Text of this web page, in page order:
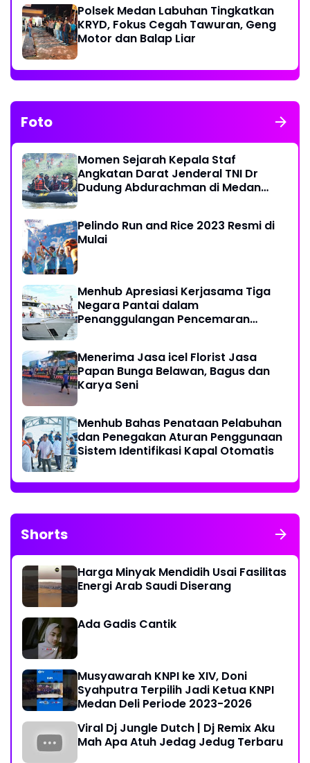
Polsek Medan Labuhan Tingkatkan
KRYD, Fokus Cegah Tawuran, Geng
Motor dan Balap Liar
Foto
Momen Sejarah Kepala Staf
Angkatan Darat Jenderal TNI Dr
Dudung Abdurachman di Medan
Pelindo Run and Rice 2023 Resmi di
Mulai
Menhub Apresiasi Kerjasama Tiga
Negara Pantai dalam
Penanggulangan Pencemaran
Menerima Jasa icel Florist Jasa
Papan Bunga Belawan, Bagus dan
Karya Seni
Menhub Bahas Penataan Pelabuhan
dan Penegakan Aturan Penggunaan
Sistem Identifikasi Kapal Otomatis
Shorts
Harga Minyak Mendidih Usai Fasilitas
Energi Arab Saudi Diserang
Ada Gadis Cantik
Musyawarah KNPI ke XIV, Doni
Syahputra Terpilih Jadi Ketua KNPI
Medan Deli Periode 2023-2026
Viral Dj Jungle Dutch | Dj Remix Aku
Mah Apa Atuh Jedag Jedug Terbaru